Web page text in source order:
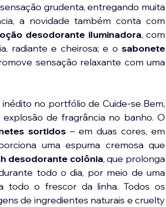
grudenta, entregando muita
a novidade também conta com
desodorante iluminadora, com
radiante e cheirosa; e o sabonete
sensação relaxante com uma
inédito no portfólio de Cuide-se Bem,
de fragrância no banho. O
sortidos – em duas cores, em
uma espuma cremosa que
desodorante colônia, que prolonga
todo o dia, por meio de uma
todo o frescor da linha. Todos os
de ingredientes naturais e cruelty